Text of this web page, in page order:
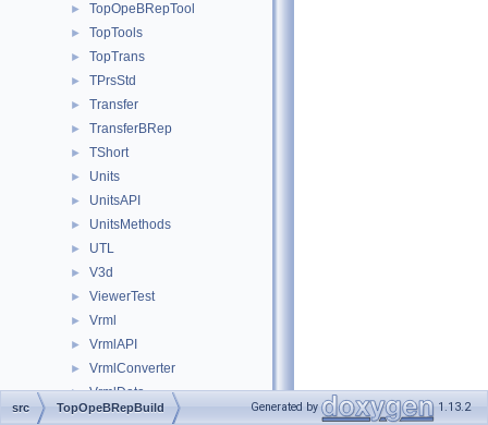
► TopOpeBRepTool
► TopTools
► TopTrans
► TPrsStd
► Transfer
► TransferBRep
► TShort
► Units
► UnitsAPI
► UnitsMethods
► UTL
► V3d
► ViewerTest
► Vrml
► VrmlAPI
► VrmlConverter
► VrmlData
► Wasm
src TopOpeBRepBuild Generated by 1.13.2